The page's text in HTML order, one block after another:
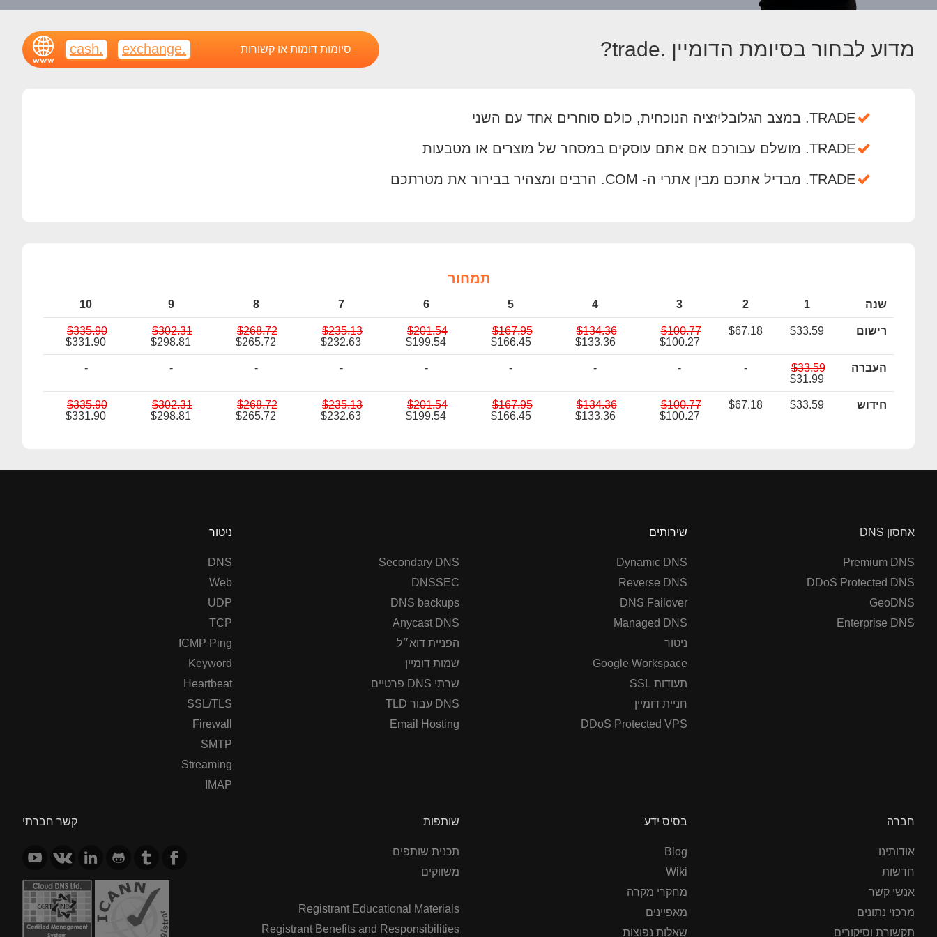
מדוע לבחור בסיומת הדומיין .trade? סיומות דומות או קשורות .exchange
.cash
TRADE. במצב הגלובליזציה הנוכחית, כולם סוחרים אחד עם השני
TRADE. מושלם עבורכם אם אתם עוסקים במסחר של מוצרים או מטבעות
TRADE. מבדיל אתכם מבין אתרי ה- COM. הרבים ומצהיר בבירור את מטרתכם
תמחור
שנה 1
2
3
4
5
6
7
8
9
10
רישום
$33.59
$67.18
$100.77
$100.27
$134.36
$133.36
$167.95
$166.45
$201.54
$199.54
$235.13
$232.63
$268.72
$265.72
$302.31
$298.81
$335.90
$331.90
העברה
$33.59
$31.99
-
-
-
-
-
-
-
-
-
חידוש $33.59
$67.18
$100.77
$100.27
$134.36
$133.36
$167.95
$166.45
$201.54
$199.54
$235.13
$232.63
$268.72
$265.72
$302.31
$298.81
$335.90
$331.90
אחסון DNS
Premium DNS
DDoS Protected DNS
GeoDNS
Enterprise DNS
שירותים
Dynamic DNS
Reverse DNS
DNS Failover
Managed DNS
ניטור
Google Workspace
תעודות SSL
חניית דומיין
DDoS Protected VPS
Secondary DNS
DNSSEC
DNS backups
Anycast DNS
הפניית דוא״ל
שמות דומיין
שרתי DNS פרטיים
DNS עבור TLD
Email Hosting
ניטור
DNS
Web
UDP
TCP
ICMP Ping
Keyword
Heartbeat
SSL/TLS
Firewall
SMTP
Streaming
IMAP
חברה
אודותינו
חדשות
אנשי קשר
מרכזי נתונים
תקשורת וסיקורים
בסיס ידע
Blog
Wiki
מחקרי מקרה
מאפיינים
שאלות נפוצות
שותפות
תכנית שותפים
משווקים
Registrant Educational Materials
Registrant Benefits and Responsibilities
קשר חברתי